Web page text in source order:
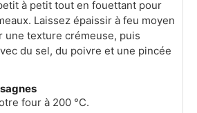
à petit tout en fouettant pour
Laissez épaissir à feu moyen
une texture crémeuse, puis
du sel, du poivre et une pincée
four à 200 °C.